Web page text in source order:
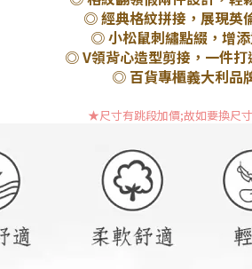
◎ 經典格紋拼接，展現英
◎ 小松鼠刺繡點綴，增
◎ V領背心造型剪接，一件打
◎ 百貨專櫃義大利品
★尺寸有跳段加價;故如要換尺